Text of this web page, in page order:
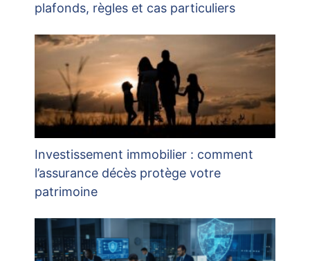
plafonds, règles et cas particuliers
Investissement immobilier : comment
l’assurance décès protège votre
patrimoine